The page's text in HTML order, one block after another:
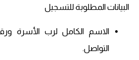
البيانات المطلوبة للتسجيل
الاسم الكامل لرب الأسرة
التواصل.